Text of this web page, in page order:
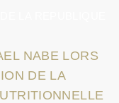
NABE LORS
DE LA